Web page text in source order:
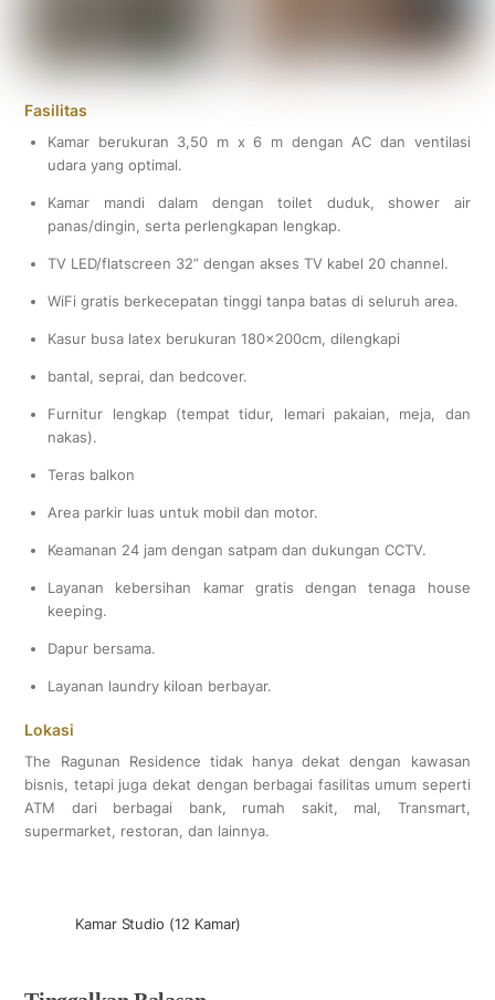
Fasilitas
Kamar berukuran 3,50 m x 6 m dengan AC dan ventilasi
udara yang optimal.
Kamar mandi dalam dengan toilet duduk, shower air
panas/dingin, serta perlengkapan lengkap.
TV LED/flatscreen 32” dengan akses TV kabel 20 channel.
WiFi gratis berkecepatan tinggi tanpa batas di seluruh area.
Kasur busa latex berukuran 180x200cm, dilengkapi
bantal, seprai, dan bedcover.
Furnitur lengkap (tempat tidur, lemari pakaian, meja, dan
nakas).
Teras balkon
Area parkir luas untuk mobil dan motor.
Keamanan 24 jam dengan satpam dan dukungan CCTV.
Layanan kebersihan kamar gratis dengan tenaga house
keeping.
Dapur bersama.
Layanan laundry kiloan berbayar.
Lokasi
The Ragunan Residence tidak hanya dekat dengan kawasan
bisnis, tetapi juga dekat dengan berbagai fasilitas umum seperti
ATM dari berbagai bank, rumah sakit, mal, Transmart,
supermarket, restoran, dan lainnya.
Kamar Studio (12 Kamar)